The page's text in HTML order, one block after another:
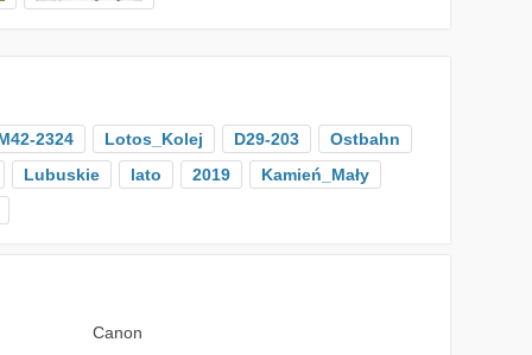
2324 Lotos_Kolej D29-203
Ostbahn
Lubuskie
lato 2019 Kamień_Mały
Canon